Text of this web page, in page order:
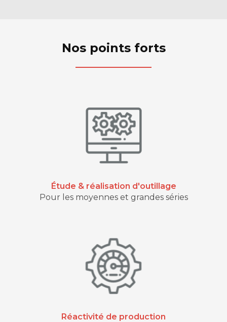
Nos points forts
Étude & réalisation d'outillage
Pour les moyennes et grandes séries
Réactivité de production